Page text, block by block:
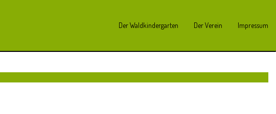
Der Waldkindergarten Der Verein Impressum